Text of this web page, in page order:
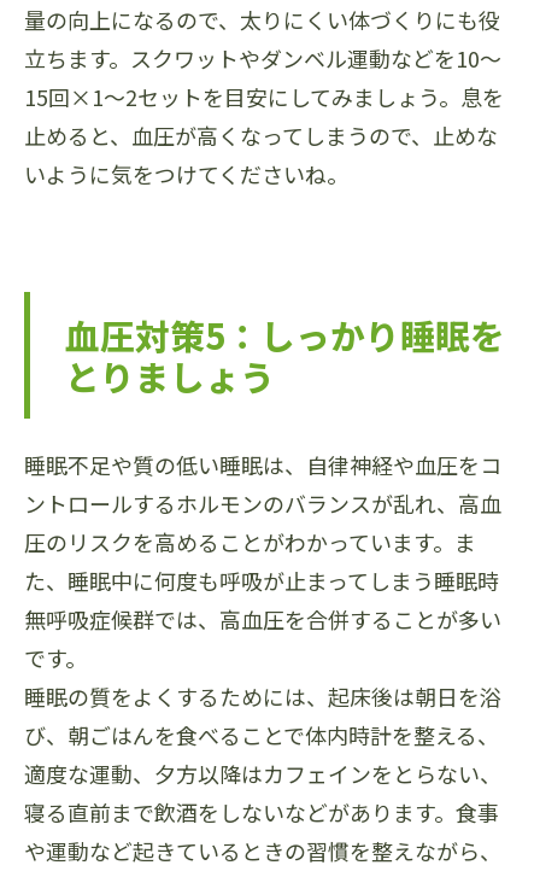
量の向上になるので、太りにくい体づくりにも役
立ちます。スクワットやダンベル運動などを10～
15回×1～2セットを目安にしてみましょう。息を
止めると、血圧が高くなってしまうので、止めな
いように気をつけてくださいね。
血圧対策5：しっかり睡眠を
とりましょう
睡眠不足や質の低い睡眠は、自律神経や血圧をコ
ントロールするホルモンのバランスが乱れ、高血
圧のリスクを高めることがわかっています。ま
た、睡眠中に何度も呼吸が止まってしまう睡眠時
無呼吸症候群では、高血圧を合併することが多い
です。
睡眠の質をよくするためには、起床後は朝日を浴
び、朝ごはんを食べることで体内時計を整える、
適度な運動、夕方以降はカフェインをとらない、
寝る直前まで飲酒をしないなどがあります。食事
や運動など起きているときの習慣を整えながら、